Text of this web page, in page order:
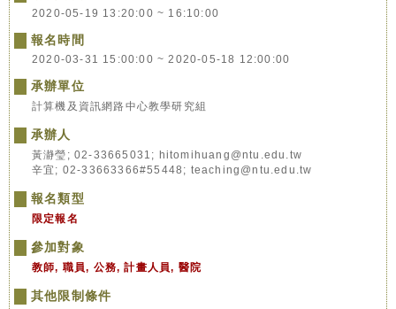
2020-05-19 13:20:00 ~ 16:10:00
報名時間
2020-03-31 15:00:00 ~ 2020-05-18 12:00:00
承辦單位
計算機及資訊網路中心教學研究組
承辦人
黃瀞瑩; 02-33665031; hitomihuang@ntu.edu.tw
辛宜; 02-33663366#55448; teaching@ntu.edu.tw
報名類型
限定報名
參加對象
教師, 職員, 公務, 計畫人員, 醫院
其他限制條件